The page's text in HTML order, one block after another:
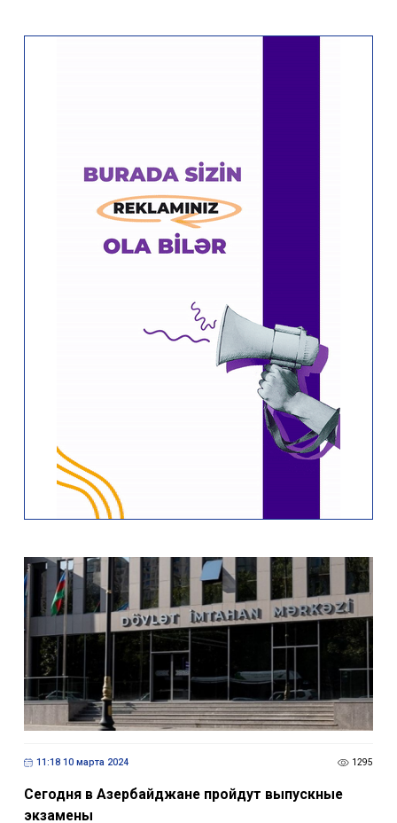
11:18 10 марта 2024 1295
Сегодня в Азербайджане пройдут выпускные
экзамены